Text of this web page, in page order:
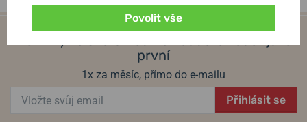
první
1x za měsíc, přímo do e-mailu
Přihlásit se
Povolit vše